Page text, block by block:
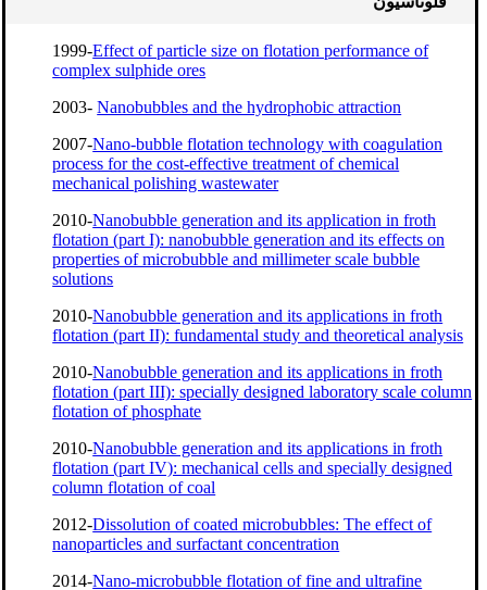
1999-Effect of particle size on flotation performance of
complex sulphide ores
2003-Nanobubbles and the hydrophobic attraction
2007-Nano-bubble flotation technology with coagulation
process for the cost-effective treatment of chemical
mechanical polishing wastewater
2010-Nanobubble generation and its application in froth
flotation (part I): nanobubble generation and its effects on
properties of microbubble and millimeter scale bubble
solutions
2010-Nanobubble generation and its applications in froth
flotation (part II): fundamental study and theoretical analysis
2010-Nanobubble generation and its applications in froth
flotation (part III): specially designed laboratory scale column
flotation of phosphate
2010-Nanobubble generation and its applications in froth
flotation (part IV): mechanical cells and specially designed
column flotation of coal
2012-Dissolution of coated microbubbles: The effect of
nanoparticles and surfactant concentration
2014-Nano-microbubble flotation of fine and ultrafine